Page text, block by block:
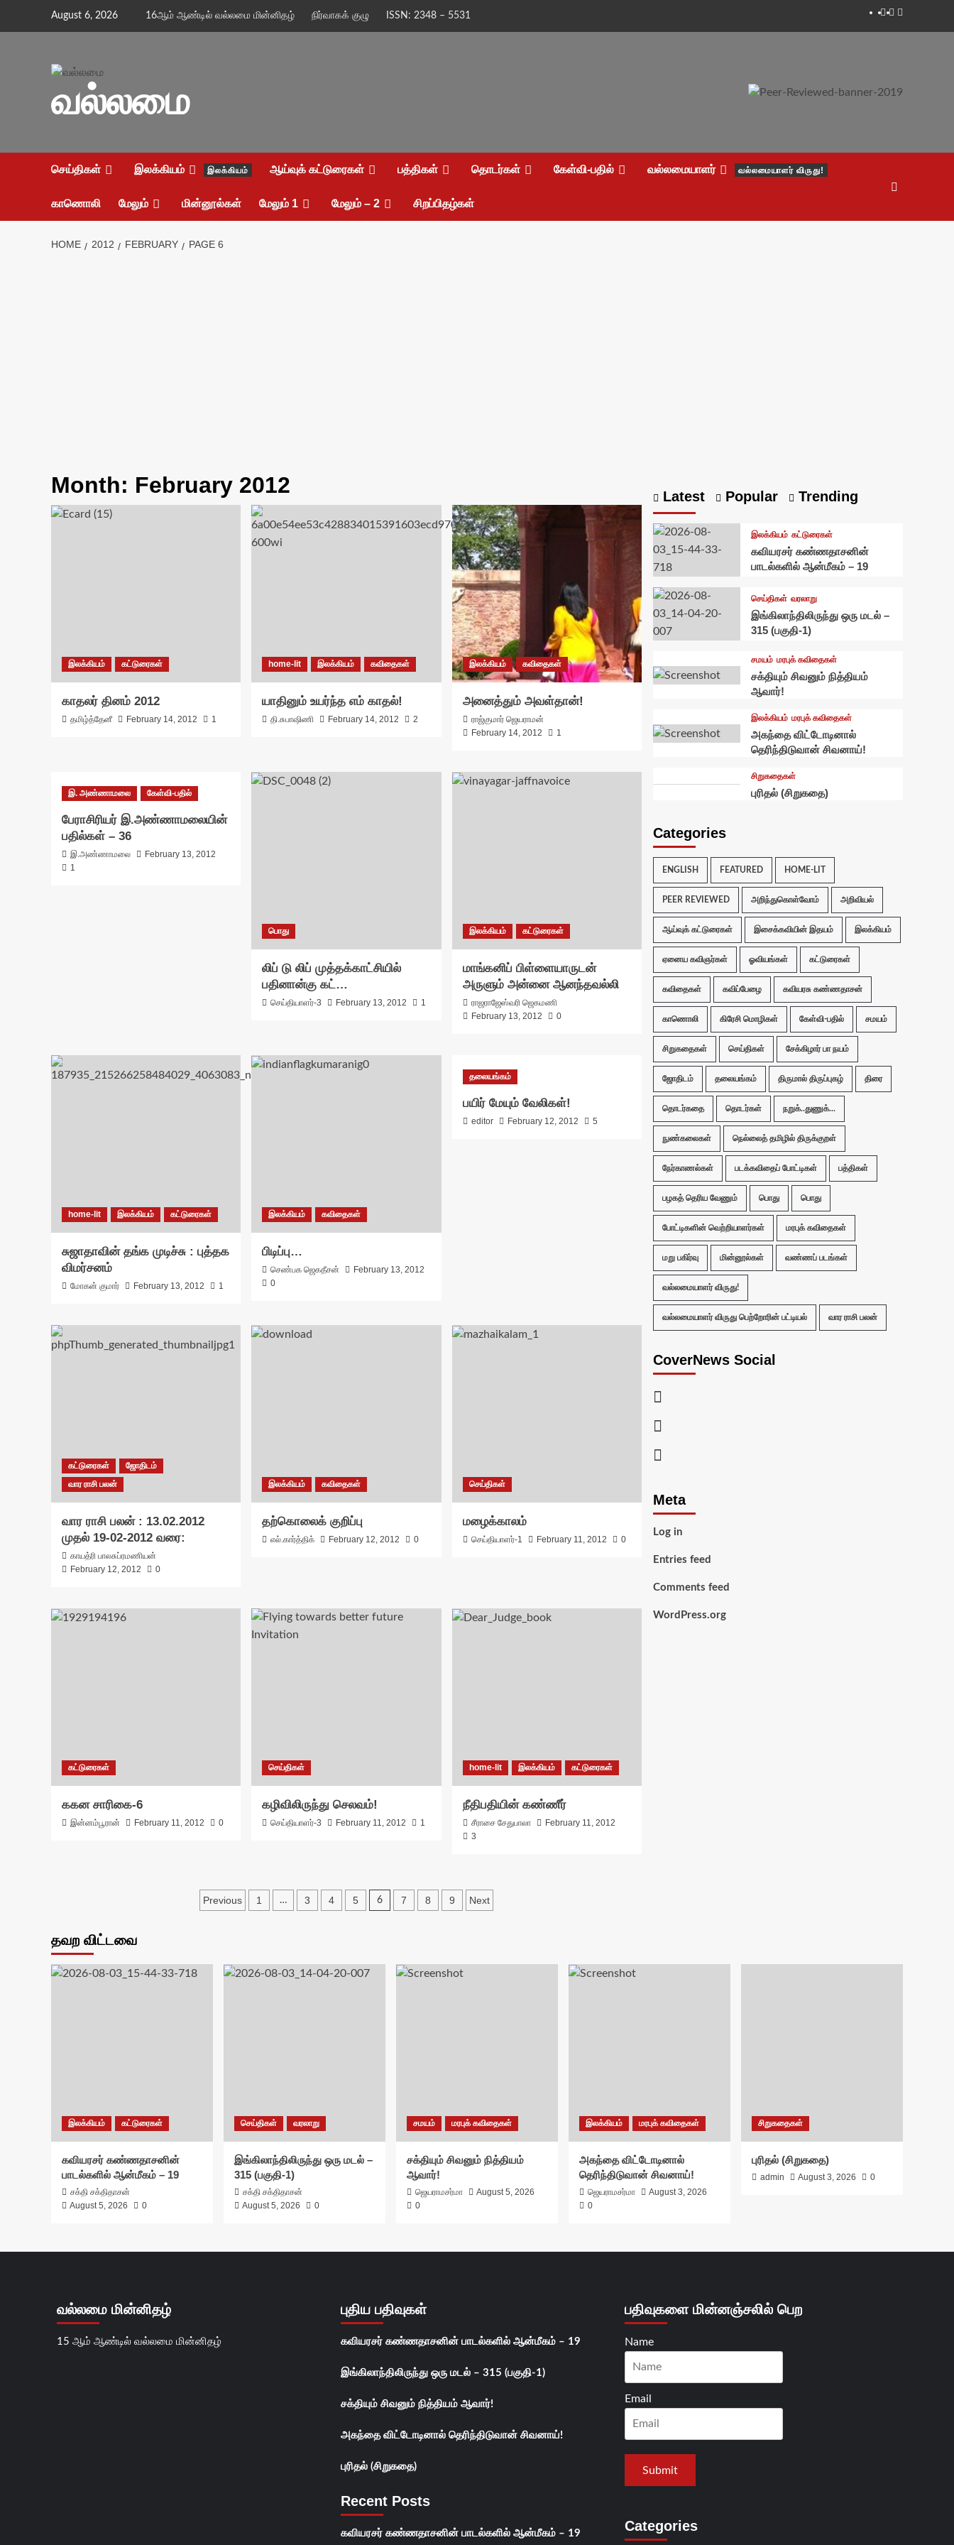
August 6, 2026 16ஆம் ஆண்டில் வல்லமை மின்னிதழ் நிர்வாகக் குழு ISSN: 2348 – 5531 Facebook
Twitter
Youtube
வல்லமை
செய்திகள் இலக்கியம் இலக்கியம் ஆய்வுக் கட்டுரைகள் பத்திகள் தொடர்கள் கேள்வி-பதில் வல்லமையாளர் வல்லமையாளர் விருது!
காணொலி மேலும் மின்னூல்கள் மேலும் 1 மேலும் – 2 சிறப்பிதழ்கள்
HOME 2012 FEBRUARY PAGE 6
Month: February 2012
இலக்கியம் கட்டுரைகள்
காதலர் தினம் 2012
தமிழ்த்தேனீ February 14, 2012 1
home-lit இலக்கியம் கவிதைகள்
யாதினும் உயர்ந்த எம் காதல்!
தி.சுபாஷிணி February 14, 2012 2
இலக்கியம் கவிதைகள்
அனைத்தும் அவள்தான்!
ராஜ்குமார் ஜெயராமன்
February 14, 2012
1
இ. அண்ணாமலை கேள்வி-பதில்
பேராசிரியர் இ.அண்ணாமலையின்
பதில்கள் – 36
இ.அண்ணாமலை
February 13, 2012
1
பொது
லிப் டு லிப் முத்தக்காட்சியில்
பதினான்கு கட்…
செய்தியாளர்-3 February 13, 2012 1
இலக்கியம் கட்டுரைகள்
மாங்கனிப் பிள்ளையாருடன்
அருளும் அன்னை ஆனந்தவல்லி
ராஜராஜேஸ்வரி ஜெகமணி
February 13, 2012
0
home-lit இலக்கியம் கட்டுரைகள்
சுஜாதாவின் தங்க முடிச்சு : புத்தக
விமர்சனம்
மோகன் குமார் February 13, 2012 1
இலக்கியம் கவிதைகள்
பிடிப்பு…
செண்பக ஜெகதீசன்
February 13, 2012
0
தலையங்கம்
பயிர் மேயும் வேலிகள்!
editor February 12, 2012 5
கட்டுரைகள்
ஜோதிடம்
வார ராசி பலன்
வார ராசி பலன் : 13.02.2012
முதல் 19-02-2012 வரை:
காயத்ரி பாலசுப்ரமணியன்
February 12, 2012
0
இலக்கியம் கவிதைகள்
தற்கொலைக் குறிப்பு
எல்.கார்த்திக் February 12, 2012 0
செய்திகள்
மழைக்காலம்
செய்தியாளர்-1 February 11, 2012 0
கட்டுரைகள்
ககன சாரிகை-6
இன்னம்பூரான் February 11, 2012 0
செய்திகள்
கழிவிலிருந்து செலவம்!
செய்தியாளர்-3 February 11, 2012 1
home-lit இலக்கியம் கட்டுரைகள்
நீதிபதியின் கண்ணீர்
சீராசை சேதுபாலா
February 11, 2012
3
Posts
Previous 1 … 3 4 5 6 7 8 9 Next
Latest Popular Trending
இலக்கியம் கட்டுரைகள்
கவியரசர் கண்ணதாசனின்
பாடல்களில் ஆன்மீகம் – 19
செய்திகள் வரலாறு
இங்கிலாந்திலிருந்து ஒரு மடல் –
315 (பகுதி-1)
சமயம் மரபுக் கவிதைகள்
சக்தியும் சிவனும் நித்தியம்
ஆவார்!
இலக்கியம் மரபுக் கவிதைகள்
அகந்தை விட்டோடினால்
தெரிந்திடுவான் சிவனாய்!
சிறுகதைகள்
புரிதல் (சிறுகதை)
Categories
ENGLISH FEATURED HOME-LIT
PEER REVIEWED அறிந்துகொள்வோம் அறிவியல்
ஆய்வுக் கட்டுரைகள் இசைக்கவியின் இதயம் இலக்கியம்
ஏனைய கவிஞர்கள் ஓவியங்கள் கட்டுரைகள்
கவிதைகள் கவிப்பேழை கவியரசு கண்ணதாசன்
காணொலி கிரேசி மொழிகள் கேள்வி-பதில் சமயம்
சிறுகதைகள் செய்திகள் சேக்கிழார் பா நயம்
ஜோதிடம் தலையங்கம் திருமால் திருப்புகழ் திரை
தொடர்கதை தொடர்கள் நறுக்..துணுக்...
நுண்கலைகள் நெல்லைத் தமிழில் திருக்குறள்
நேர்காணல்கள் படக்கவிதைப் போட்டிகள் பத்திகள்
பழகத் தெரிய வேணும் பொது பொது
போட்டிகளின் வெற்றியாளர்கள் மரபுக் கவிதைகள்
மறு பகிர்வு மின்னூல்கள் வண்ணப் படங்கள்
வல்லமையாளர் விருது!
வல்லமையாளர் விருது பெற்றோரின் பட்டியல் வார ராசி பலன்
CoverNews Social
Meta
Log in
Entries feed
Comments feed
WordPress.org
தவற விட்டவை
இலக்கியம் கட்டுரைகள்
கவியரசர் கண்ணதாசனின்
பாடல்களில் ஆன்மீகம் – 19
சக்தி சக்திதாசன்
August 5, 2026
0
செய்திகள் வரலாறு
இங்கிலாந்திலிருந்து ஒரு மடல் –
315 (பகுதி-1)
சக்தி சக்திதாசன்
August 5, 2026
0
சமயம் மரபுக் கவிதைகள்
சக்தியும் சிவனும் நித்தியம்
ஆவார்!
ஜெயராமசர்மா
August 5, 2026
0
இலக்கியம் மரபுக் கவிதைகள்
அகந்தை விட்டோடினால்
தெரிந்திடுவான் சிவனாய்!
ஜெயராமசர்மா
August 3, 2026
0
சிறுகதைகள்
புரிதல் (சிறுகதை)
admin August 3, 2026 0
வல்லமை மின்னிதழ்
15 ஆம் ஆண்டில் வல்லமை மின்னிதழ்
புதிய பதிவுகள்
கவியரசர் கண்ணதாசனின் பாடல்களில் ஆன்மீகம் – 19
இங்கிலாந்திலிருந்து ஒரு மடல் – 315 (பகுதி-1)
சக்தியும் சிவனும் நித்தியம் ஆவார்!
அகந்தை விட்டோடினால் தெரிந்திடுவான் சிவனாய்!
புரிதல் (சிறுகதை)
Recent Posts
கவியரசர் கண்ணதாசனின் பாடல்களில் ஆன்மீகம் – 19
பதிவுகளை மின்னஞ்சலில் பெற
Name
Email
Categories